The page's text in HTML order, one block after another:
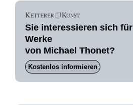
Sie interessieren sich für
Werke
von Michael Thonet?
Kostenlos informieren